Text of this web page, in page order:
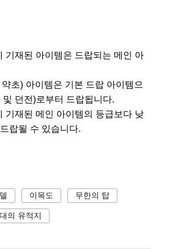
기재된 아이템은 드랍되는 메인 아
초) 아이템은 기본 드랍 아이템으
던전)로부터 드랍됩니다.
기재된 메인 아이템의 등급보다 낮
랍될 수 있습니다.
이목도 무한의 탑
의 유적지